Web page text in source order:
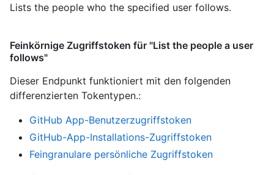
Lists the people who the specified user follows.
Feinkörnige Zugriffstoken für "List the people a user
follows"
Dieser Endpunkt funktioniert mit den folgenden
differenzierten Tokentypen.:
GitHub App-Benutzerzugriffstoken
GitHub-App-Installations-Zugriffstoken
Feingranulare persönliche Zugriffstoken